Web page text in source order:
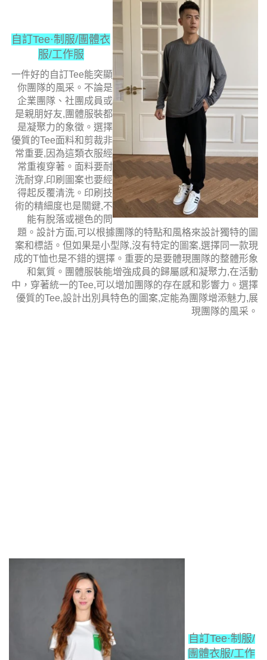
自訂Tee·制服/團體衣
服/工作服
一件好的自訂Tee能突顯
你團隊的風采。不論是
企業團隊、社團成員或
是親朋好友,團體服裝都
是凝聚力的象徵。 選擇
優質的Tee面料和剪裁非
常重要,因為這類衣服經
常重複穿著。 面料要耐
洗耐穿,印刷圖案也要經
得起反覆清洗。印刷技
術的精細度也是關鍵,不
能有脫落或褪色的問
題。 設計方面,可以根據團隊的特點和風格來設計獨特的圖
案和標語。但如果是小型隊,沒有特定的圖案,選擇同一款現
成的T恤也是不錯的選擇。重要的是要體現團隊的整體形象
和氣質。 團體服裝能增強成員的歸屬感和凝聚力,在活動
中，穿著統一的Tee,可以增加團隊的存在感和影響力。選擇
優質的Tee,設計出別具特色的圖案,定能為團隊增添魅力,展
現團隊的風采。
自訂Tee·制服/
團體衣服/工作